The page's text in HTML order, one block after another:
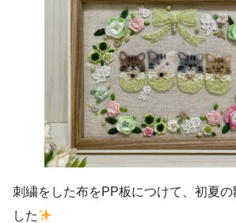
刺繍をした布をPP板につけて、初夏の
した